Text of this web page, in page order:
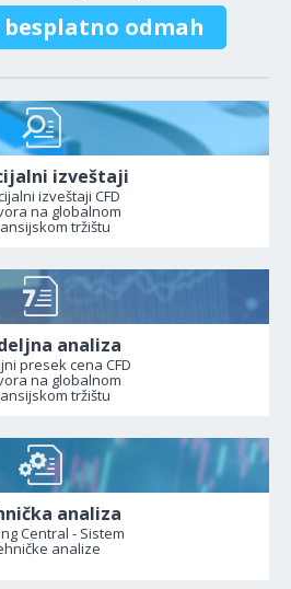
odmah
izveštaji
izveštaji CFD
na globalnom
tržištu
analiza
presek cena CFD
na globalnom
tržištu
analiza
Central - Sistem
analize